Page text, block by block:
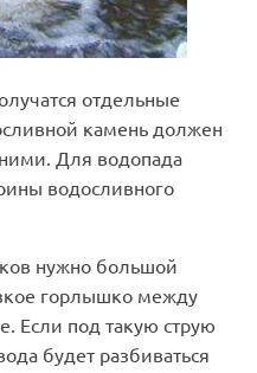
отдельные
камень должен
Для водопада
водосливного
нужно большой
горлышко между
Если под такую струю
будет разбиваться